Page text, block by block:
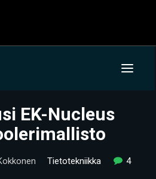
EK-Nucleus
Tietotekniikka 4